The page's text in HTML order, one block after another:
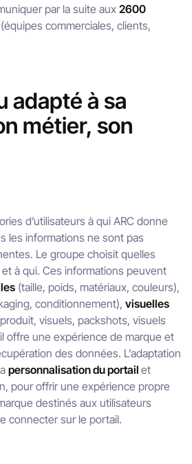
par la suite aux 2600
(équipes commerciales, clients,
adapté à sa
métier, son
d’utilisateurs à qui ARC donne
les informations ne sont pas
Le groupe choisit quelles
à qui. Ces informations peuvent
(taille, poids, matériaux, couleurs),
conditionnement), visuelles
visuels, packshots, visuels
offre une expérience de marque et
des données. L’adaptation
personnalisation du portail et
pour offrir une expérience propre
destinés aux utilisateurs
connecter sur le portail.